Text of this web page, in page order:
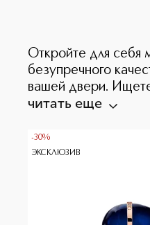
Откройте для себя
безупречного
вашей двери.
читать еще
-30%
ЭКСКЛЮЗИВ